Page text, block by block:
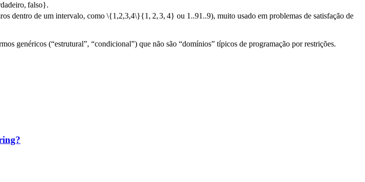
, falso}.
dentro de um intervalo, como \{1,2,3,4\}{1 , 2,3, 4} ou 1..91..9), muito usado em problemas de satisfação de
genéricos (“estrutural”, “condicional”) que não são “domínios” típicos de programação por restrições.